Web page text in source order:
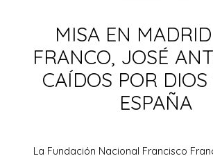
MISA EN
FRANCO, JOSÉ
CAÍDOS POR DIOS
ESPAÑA
La Fundación Nacional Francisco